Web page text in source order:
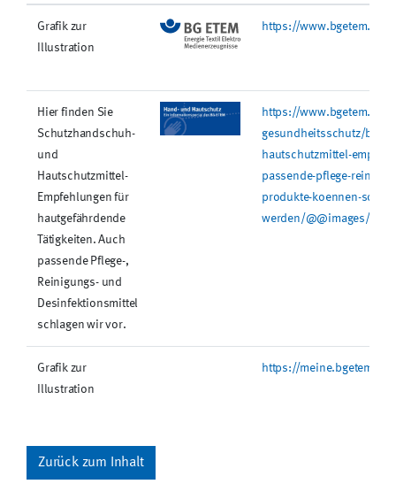
Grafik zur
Illustration
https://www.bgetem.de/
Hier finden Sie
Schutzhandschuh-
und
Hautschutzmittel-
Empfehlungen für
hautgefährdende
Tätigkeiten. Auch
passende Pflege-,
Reinigungs- und
Desinfektionsmittel
schlagen wir vor.
https://www.bgetem.de/
gesundheitsschutz/
hautschutzmittel-
passende-pflege-
produkte-koennen-
werden/@@images/
Grafik zur
Illustration
https://
Zurück zum Inhalt